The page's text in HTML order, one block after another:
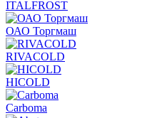
ITALFROST
ОАО Торгмаш
RIVACOLD
HICOLD
Carboma